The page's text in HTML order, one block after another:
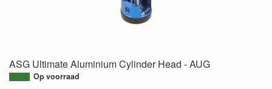
ASG Ultimate Aluminium Cylinder Head - AUG
Op voorraad